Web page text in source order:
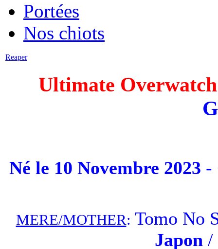
Portées
Nos chiots
Reaper
Ultimate
Né le 10 Novembre
MERE/MOTHER: Tomo No
Japon/